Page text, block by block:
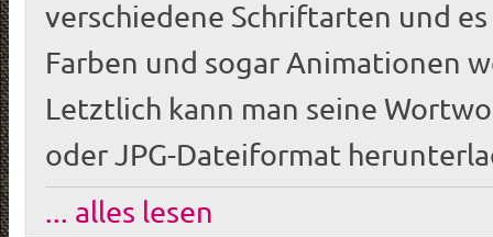
verschiedene Schriftarten und
Farben und sogar Animationen
Letztlich kann man seine
oder JPG-Dateiformat
... alles lesen